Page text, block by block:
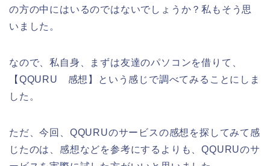
の方の中にはいるのではないでしょうか？私もそう思
いました。
なので、私自身、まずは友達のパソコンを借りて、
【QQURU 感想】という感じで調べてみることにしま
した。
ただ、今回、QQURUのサービスの感想を探してみて感
じたのは、感想などを参考にするよりも、QQURUのサ